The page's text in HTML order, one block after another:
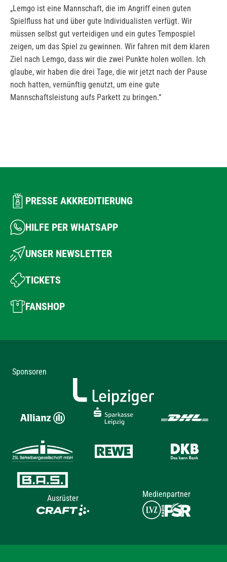
„Lemgo ist eine Mannschaft, die im Angriff einen guten
Spielfluss hat und über gute Individualisten verfügt. Wir
müssen selbst gut verteidigen und ein gutes Tempospiel
zeigen, um das Spiel zu gewinnen. Wir fahren mit dem klaren
Ziel nach Lemgo, dass wir die zwei Punkte holen wollen. Ich
glaube, wir haben die drei Tage, die wir jetzt nach der Pause
noch hatten, vernünftig genutzt, um eine gute
Mannschaftsleistung aufs Parkett zu bringen.“
PRESSE AKKREDITIERUNG
HILFE PER WHATSAPP
UNSER NEWSLETTER
TICKETS
FANSHOP
Sponsoren
Ausrüster Medienpartner